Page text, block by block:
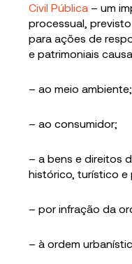
Civil Pública – um
processual,
para ações de
e patrimoniais
– ao meio ambiente;
– ao consumidor;
– a bens e direitos
histórico, turístico e
– por infração da
– à ordem